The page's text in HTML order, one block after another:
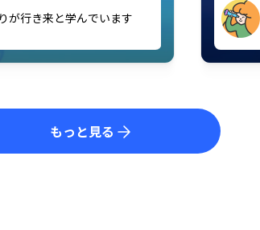
が行き来と学んでいます
が楽しい」を実感していま
もっと見る